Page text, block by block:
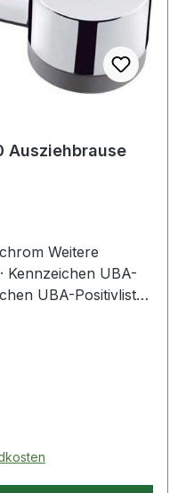
Ausziehbrause
Weitere
Kennzeichen UBA-
UBA-Positivliste: